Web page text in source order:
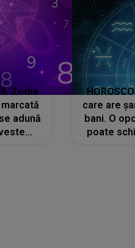
Zodia
adună
care are
bani. O
poate